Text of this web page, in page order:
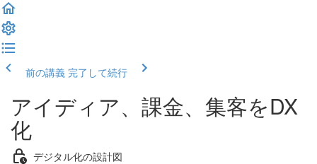
前の講義 完了して続行
アイディア、課金、集客をDX
化
デジタル化の設計図